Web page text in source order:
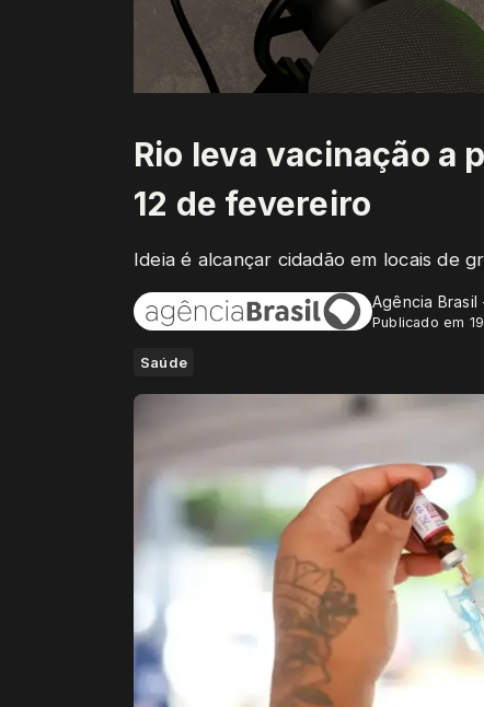
Rio leva vacinação a
12 de fevereiro
Ideia é alcançar cidadão em locais de
Agência
Publicado em
Saúde